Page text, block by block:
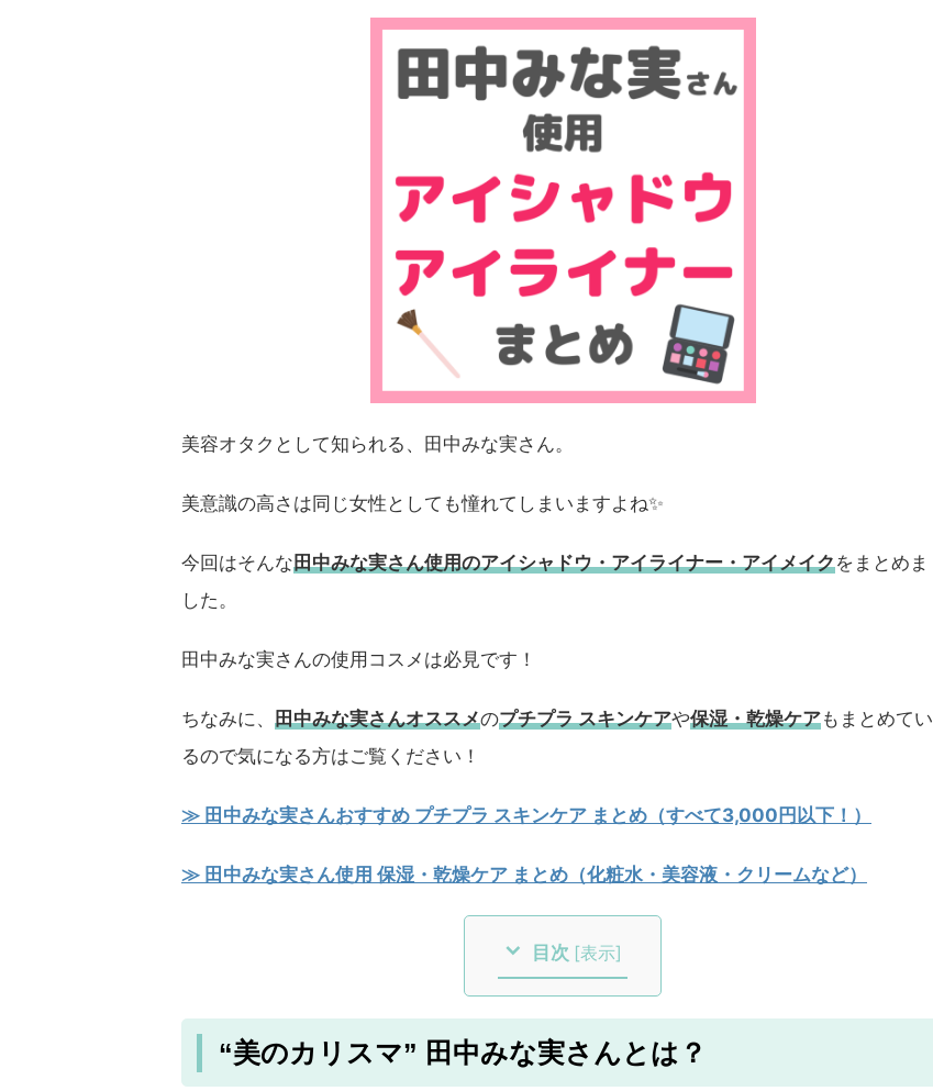
美容オタクとして知られる、田中みな実さん。
美意識の高さは同じ女性としても憧れてしまいますよね✨
今回はそんな田中みな実さん使用のアイシャドウ・アイライナー・アイメイクをまとめま
した。
田中みな実さんの使用コスメは必見です！
ちなみに、 田中みな実さんオススメのプチプラ スキンケアや保湿・乾燥ケアもまとめてい
るので気になる方はご覧ください！
≫ 田中みな実さんおすすめ プチプラ スキンケア まとめ（すべて3,000円以下！）
≫ 田中みな実さん使用 保湿・乾燥ケア まとめ（化粧水・美容液・クリームなど）
目次 [表示]
“美のカリスマ” 田中みな実さんとは？